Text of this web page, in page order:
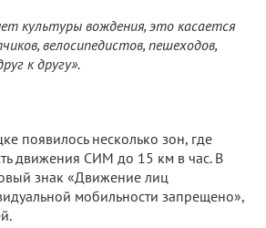
культуры вождения, это касается
велосипедистов, пешеходов,
к другу».
появилось несколько зон, где
движения СИМ до 15 км в час. В
знак «Движение лиц
мобильности запрещено»,